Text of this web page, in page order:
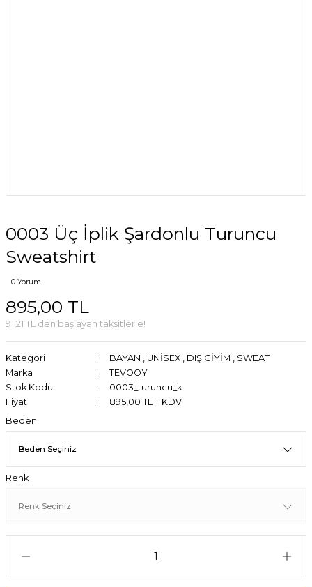
0003 Üç İplik Şardonlu Turuncu
Sweatshirt
0 Yorum
895,00 TL
91,21 TL den başlayan taksitlerle!
Kategori BAYAN , UNİSEX , DIŞ GİYİM , SWEAT
Marka
TEVOOY
Stok Kodu
0003_turuncu_k
Fiyat
895,00 TL + KDV
Beden
Renk